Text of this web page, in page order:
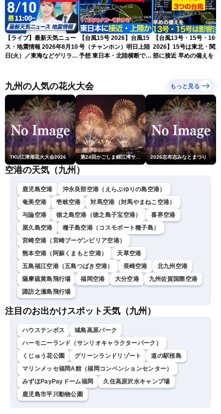
【ライブ】最新天気ニュー
ス・地震情報 2026年8月10
日(火）／東海などゲリラ雷
ュースLiVEコーヒータイ
ム・小林李衣奈／有賀哲
夫〉
【台風15号 2026】台風15
号（チャンホン）明日上陸
予想 東日本・北陸横断で大
【台風13号・15号・16号
2026】15号は東北・関
部に接近 早めの備えを（
九州の人気の花火大会 もっと見る
TKU江津湖花火大会2026 第24回かごしま錦江湾サマーナイト大花火大会 2026志布志みなとまつり
空港の天気（九州）
鹿児島空港
沖永良部空港（えらぶゆりの島空港）
奄美空港
壱岐空港
対馬空港（対馬やまねこ空港）
与論空港
徳之島空港（徳之島子宝空港）
喜界空港
屋久島空港
種子島空港（コスモポート種子島）
宮崎空港（宮崎ブーゲンビリア空港）
熊本空港（阿蘇くまもと空港）
天草空港
五島福江空港（五島つばき空港）
長崎空港
北九州空港
薩摩硫黄島飛行場
福岡空港 大分空港
九州佐賀国際空港
諏訪之瀬島飛行場
注目のお出かけスポット天気（九州）
ハウステンボス
城島高原パーク
ハーモニーランド（サンリオキャラクターパーク）
くじゅう花公園
グリーンランドリゾート
道の駅桜島
マリンメッセ福岡A館（福岡コンベンションセンター）
みずほPayPayドーム福岡
久住高原沢水キャンプ場
鹿児島市平川動物公園